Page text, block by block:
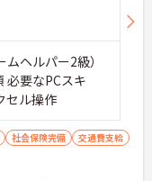
ヘルパー2級）
必要なPCスキ
セル操作
社会保険完備
交通費支給